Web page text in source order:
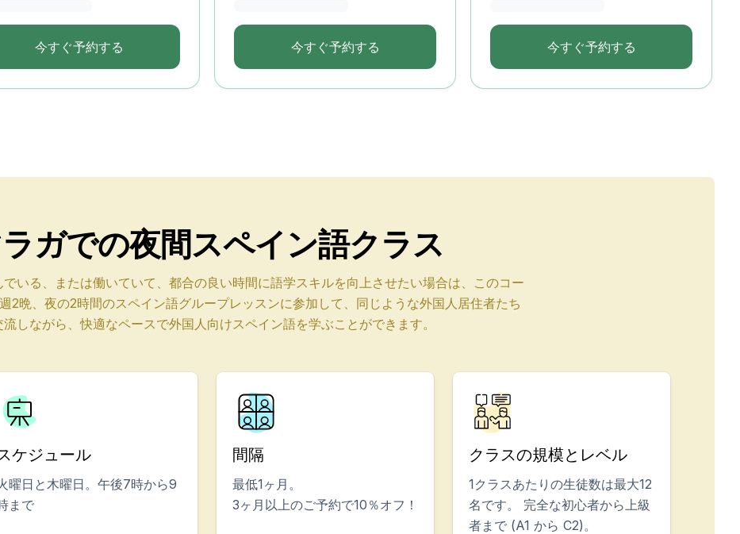
ラス
ラス
コース
季節ごとのセッション
今すぐ予約する 今すぐ予約する 今すぐ予約する
ガでの夜間スペイン語クラス
いる、または働いていて、都合の良い時間に語学スキルを向上させたい場合は、このコー
2晩、夜の2時間のスペイン語グループレッスンに参加して、同じような外国人居住者たち
流しながら、快適なペースで外国人向けスペイン語を学ぶことができます。
ケジュール
曜日と木曜日。午後7時から9
まで
間隔
最低1ヶ月。
3ヶ月以上のご予約で10％オフ！
クラスの規模とレベル
1クラスあたりの生徒数は最大12
名です。 完全な初心者から上級
者まで (A1 から C2)。